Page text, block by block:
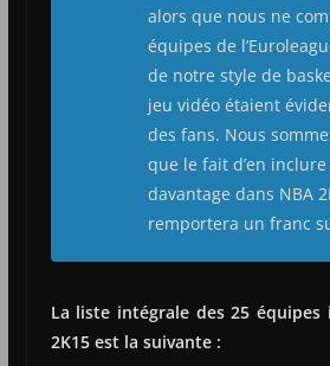
alors que nous ne
équipes de
de notre style de
jeu vidéo étaient
des fans. Nous
que le fait d’en
davantage dans NBA
remportera un franc
La liste intégrale des 25 équipes
2K15 est la suivante :